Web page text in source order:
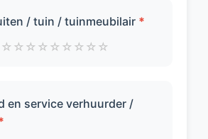
/ tuin / tuinmeubilair *
☆ ☆ ☆ ☆ ☆ ☆ ☆ ☆ ☆
en service verhuurder /